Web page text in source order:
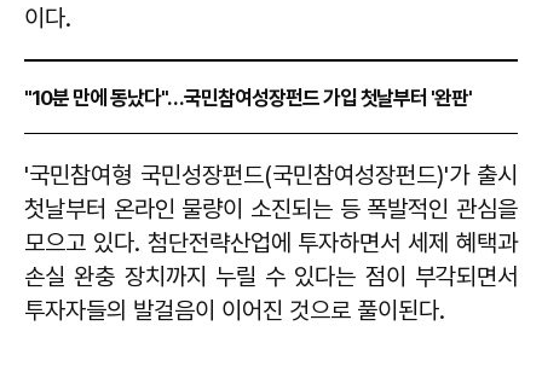
이다.
"10분 만에 동났다"…국민참여성장펀드 가입 첫날부터 '완판'
'국민참여형 국민성장펀드(국민참여성장펀드)'가 출시
첫날부터 온라인 물량이 소진되는 등 폭발적인 관심을
모으고 있다. 첨단전략산업에 투자하면서 세제 혜택과
손실 완충 장치까지 누릴 수 있다는 점이 부각되면서
투자자들의 발걸음이 이어진 것으로 풀이된다.